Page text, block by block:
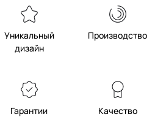
Уникальный
дизайн
Производство
Гарантии Качество